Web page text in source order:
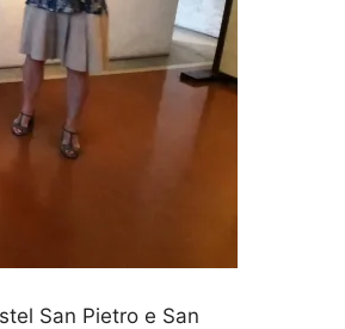
San Pietro e San